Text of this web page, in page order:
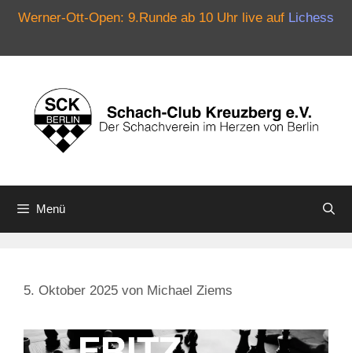
Werner-Ott-Open: 9.Runde ab 10 Uhr live auf Lichess
springen
Menü
5. Oktober 2025 von Michael Ziems